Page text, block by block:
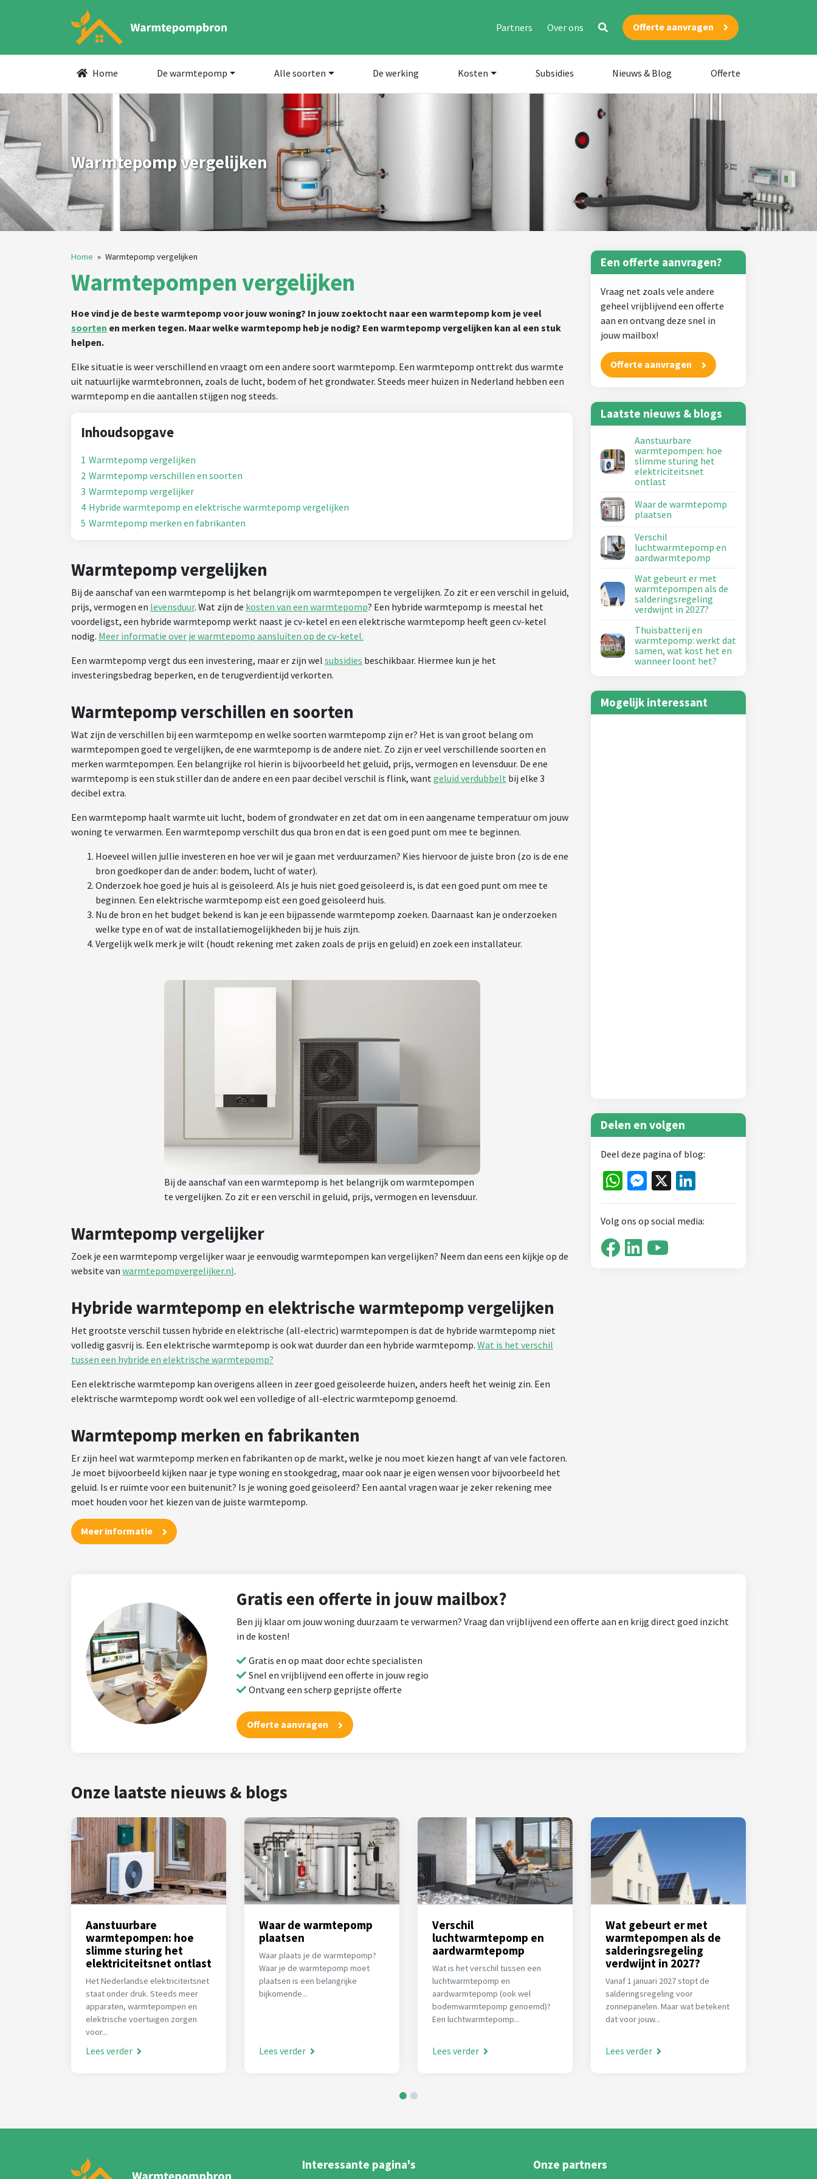
Partners Over ons Offerte aanvragen
Home De warmtepomp Alle soorten De werking Kosten Subsidies Nieuws & Blog Offerte
Warmtepomp vergelijken
Home » Warmtepomp vergelijken
Warmtepompen vergelijken
Hoe vind je de beste warmtepomp voor jouw woning? In jouw zoektocht naar een warmtepomp kom je veel
soorten en merken tegen. Maar welke warmtepomp heb je nodig? Een warmtepomp vergelijken kan al een stuk
helpen.
Elke situatie is weer verschillend en vraagt om een andere soort warmtepomp. Een warmtepomp onttrekt dus warmte
uit natuurlijke warmtebronnen, zoals de lucht, bodem of het grondwater. Steeds meer huizen in Nederland hebben een
warmtepomp en die aantallen stijgen nog steeds.
Inhoudsopgave
1 Warmtepomp vergelijken
2 Warmtepomp verschillen en soorten
3 Warmtepomp vergelijker
4 Hybride warmtepomp en elektrische warmtepomp vergelijken
5 Warmtepomp merken en fabrikanten
Warmtepomp vergelijken
Bij de aanschaf van een warmtepomp is het belangrijk om warmtepompen te vergelijken. Zo zit er een verschil in geluid,
prijs, vermogen en levensduur. Wat zijn de kosten van een warmtepomp? Een hybride warmtepomp is meestal het
voordeligst, een hybride warmtepomp werkt naast je cv-ketel en een elektrische warmtepomp heeft geen cv-ketel
nodig. Meer informatie over je warmtepomp aansluiten op de cv-ketel.
Een warmtepomp vergt dus een investering, maar er zijn wel subsidies beschikbaar. Hiermee kun je het
investeringsbedrag beperken, en de terugverdientijd verkorten.
Warmtepomp verschillen en soorten
Wat zijn de verschillen bij een warmtepomp en welke soorten warmtepomp zijn er? Het is van groot belang om
warmtepompen goed te vergelijken, de ene warmtepomp is de andere niet. Zo zijn er veel verschillende soorten en
merken warmtepompen. Een belangrijke rol hierin is bijvoorbeeld het geluid, prijs, vermogen en levensduur. De ene
warmtepomp is een stuk stiller dan de andere en een paar decibel verschil is flink, wantgeluid verdubbelt bij elke 3
decibel extra.
Een warmtepomp haalt warmte uit lucht, bodem of grondwater en zet dat om in een aangename temperatuur om jouw
woning te verwarmen. Een warmtepomp verschilt dus qua bron en dat is een goed punt om mee te beginnen.
Hoeveel willen jullie investeren en hoe ver wil je gaan met verduurzamen? Kies hiervoor de juiste bron (zo is de ene
bron goedkoper dan de ander: bodem, lucht of water).
Onderzoek hoe goed je huis al is geïsoleerd. Als je huis niet goed geïsoleerd is, is dat een goed punt om mee te
beginnen. Een elektrische warmtepomp eist een goed geïsoleerd huis.
Nu de bron en het budget bekend is kan je een bijpassende warmtepomp zoeken. Daarnaast kan je onderzoeken
welke type en of wat de installatiemogelijkheden bij je huis zijn.
Vergelijk welk merk je wilt (houdt rekening met zaken zoals de prijs en geluid) en zoek een installateur.
Bij de aanschaf van een warmtepomp is het belangrijk om warmtepompen
te vergelijken. Zo zit er een verschil in geluid, prijs, vermogen en levensduur.
Warmtepomp vergelijker
Zoek je een warmtepomp vergelijker waar je eenvoudig warmtepompen kan vergelijken? Neem dan eens een kijkje op de
website van warmtepompvergelijker.nl.
Hybride warmtepomp en elektrische warmtepomp vergelijken
Het grootste verschil tussen hybride en elektrische (all-electric) warmtepompen is dat de hybride warmtepomp niet
volledig gasvrij is. Een elektrische warmtepomp is ook wat duurder dan een hybride warmtepomp. Wat is het verschil
tussen een hybride en elektrische warmtepomp?
Een elektrische warmtepomp kan overigens alleen in zeer goed geïsoleerde huizen, anders heeft het weinig zin. Een
elektrische warmtepomp wordt ook wel een volledige of all-electric warmtepomp genoemd.
Warmtepomp merken en fabrikanten
Er zijn heel wat warmtepomp merken en fabrikanten op de markt, welke je nou moet kiezen hangt af van vele factoren.
Je moet bijvoorbeeld kijken naar je type woning en stookgedrag, maar ook naar je eigen wensen voor bijvoorbeeld het
geluid. Is er ruimte voor een buitenunit? Is je woning goed geïsoleerd? Een aantal vragen waar je zeker rekening mee
moet houden voor het kiezen van de juiste warmtepomp.
Meer informatie
Een offerte aanvragen?
Vraag net zoals vele andere
geheel vrijblijvend een offerte
aan en ontvang deze snel in
jouw mailbox!
Offerte aanvragen
Laatste nieuws & blogs
Aanstuurbare
warmtepompen: hoe
slimme sturing het
elektriciteitsnet
ontlast
Waar de warmtepomp
plaatsen
Verschil
luchtwarmtepomp en
aardwarmtepomp
Wat gebeurt er met
warmtepompen als de
salderingsregeling
verdwijnt in 2027?
Thuisbatterij en
warmtepomp: werkt dat
samen, wat kost het en
wanneer loont het?
Mogelijk interessant
Delen en volgen
Deel deze pagina of blog:
WhatsApp
Messenger
X
Volg ons op social media:
Gratis een offerte in jouw mailbox?
Ben jij klaar om jouw woning duurzaam te verwarmen? Vraag dan vrijblijvend een offerte aan en krijg direct goed inzicht
in de kosten!
Gratis en op maat door echte specialisten
Snel en vrijblijvend een offerte in jouw regio
Ontvang een scherp geprijste offerte
Offerte aanvragen
Onze laatste nieuws & blogs
Aanstuurbare
warmtepompen: hoe
slimme sturing het
elektriciteitsnet ontlast
Het Nederlandse elektriciteitsnet
staat onder druk. Steeds meer
apparaten, warmtepompen en
elektrische voertuigen zorgen
voor...
Lees verder
Waar de warmtepomp
plaatsen
Waar plaats je de warmtepomp?
Waar je de warmtepomp moet
plaatsen is een belangrijke
bijkomende...
Lees verder
Verschil
luchtwarmtepomp en
aardwarmtepomp
Wat is het verschil tussen een
luchtwarmtepomp en
aardwarmtepomp (ook wel
bodemwarmtepomp genoemd)?
Een luchtwarmtepomp...
Lees verder
Wat gebeurt er met
warmtepompen als de
salderingsregeling
verdwijnt in 2027?
Vanaf 1 januari 2027 stopt de
salderingsregeling voor
zonnepanelen. Maar wat betekent
dat voor jouw...
Lees verder
Interessante pagina's Onze partners